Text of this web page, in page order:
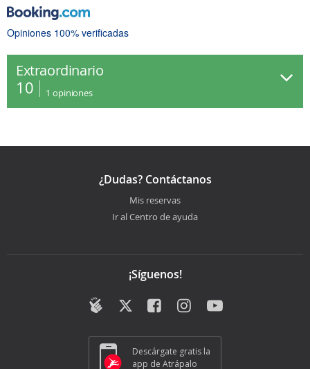
Opiniones 100% verificadas
Extraordinario
10 1 opiniones
¿Dudas? Contáctanos
Mis reservas
Ir al Centro de ayuda
¡Síguenos!
Descárgate gratis la
app de Atrápalo